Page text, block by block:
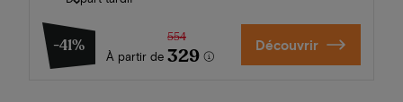
-41%
À partir de
554
329 Découvrir